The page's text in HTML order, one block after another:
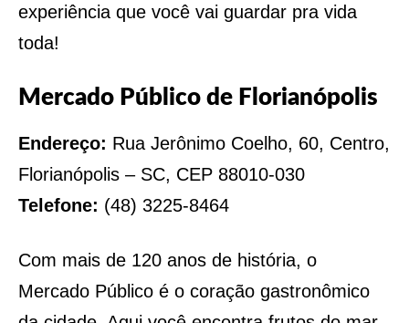
experiência que você vai guardar pra vida
toda!
Mercado Público de Florianópolis
Endereço: Rua Jerônimo Coelho, 60, Centro,
Florianópolis – SC, CEP 88010-030
Telefone: (48) 3225-8464
Com mais de 120 anos de história, o
Mercado Público é o coração gastronômico